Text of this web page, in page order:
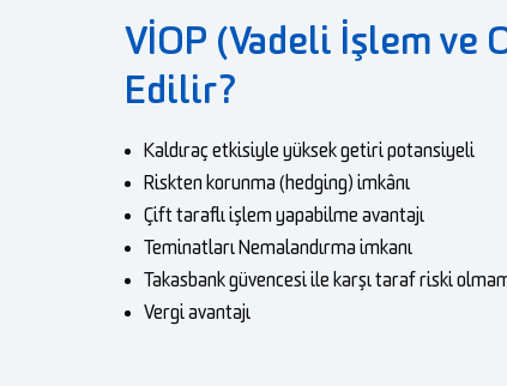
VİOP (Vadeli İşlem ve
Edilir?
Kaldıraç etkisiyle yüksek getiri potansiyeli
Riskten korunma (hedging) imkânı
Çift taraflı işlem yapabilme avantajı
Teminatları Nemalandırma imkanı
Takasbank güvencesi ile karşı taraf riski
Vergi avantajı